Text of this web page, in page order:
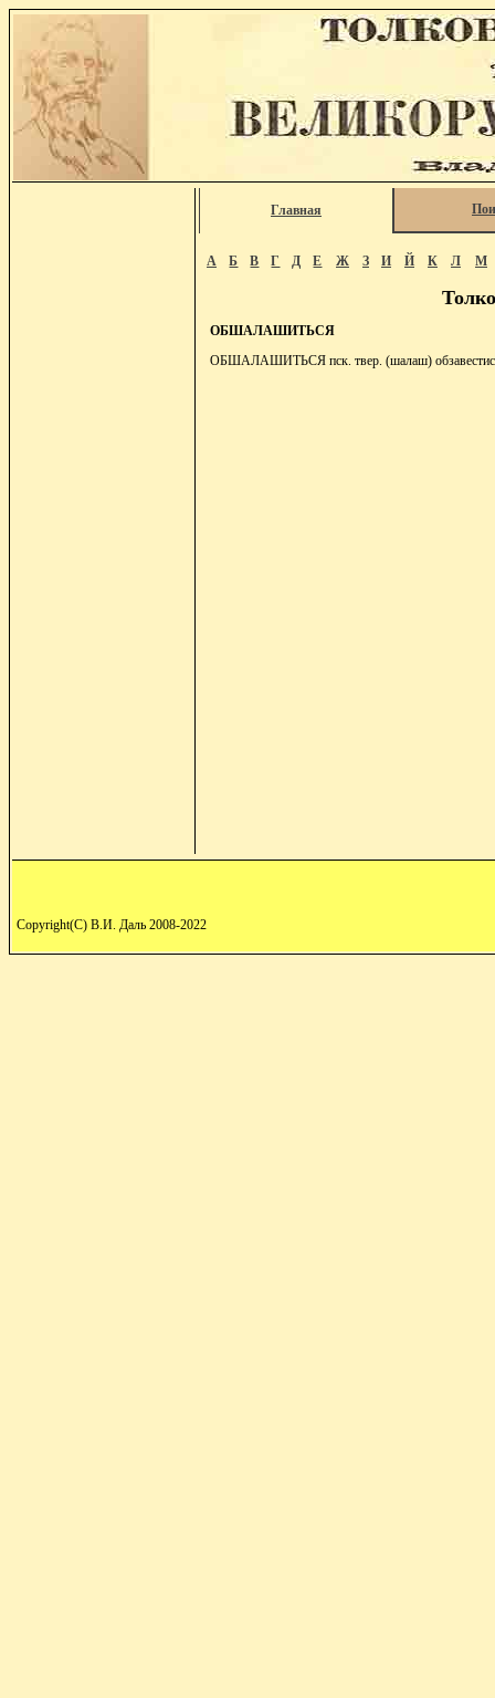
Главная
А Б В Г Д Е Ж З И Й К Л М
ОБШАЛАШИТЬСЯ
ОБШАЛАШИТЬСЯ пск. твер. (шалаш)
Copyright(C) В.И. Даль 2008-2022